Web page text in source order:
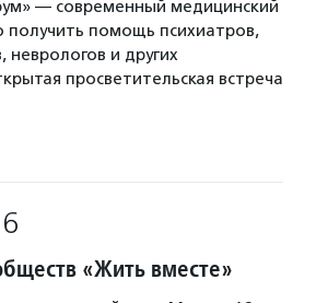
— современный медицинский
получить помощь психиатров,
неврологов и других
просветительская встреча
«Жить вместе»